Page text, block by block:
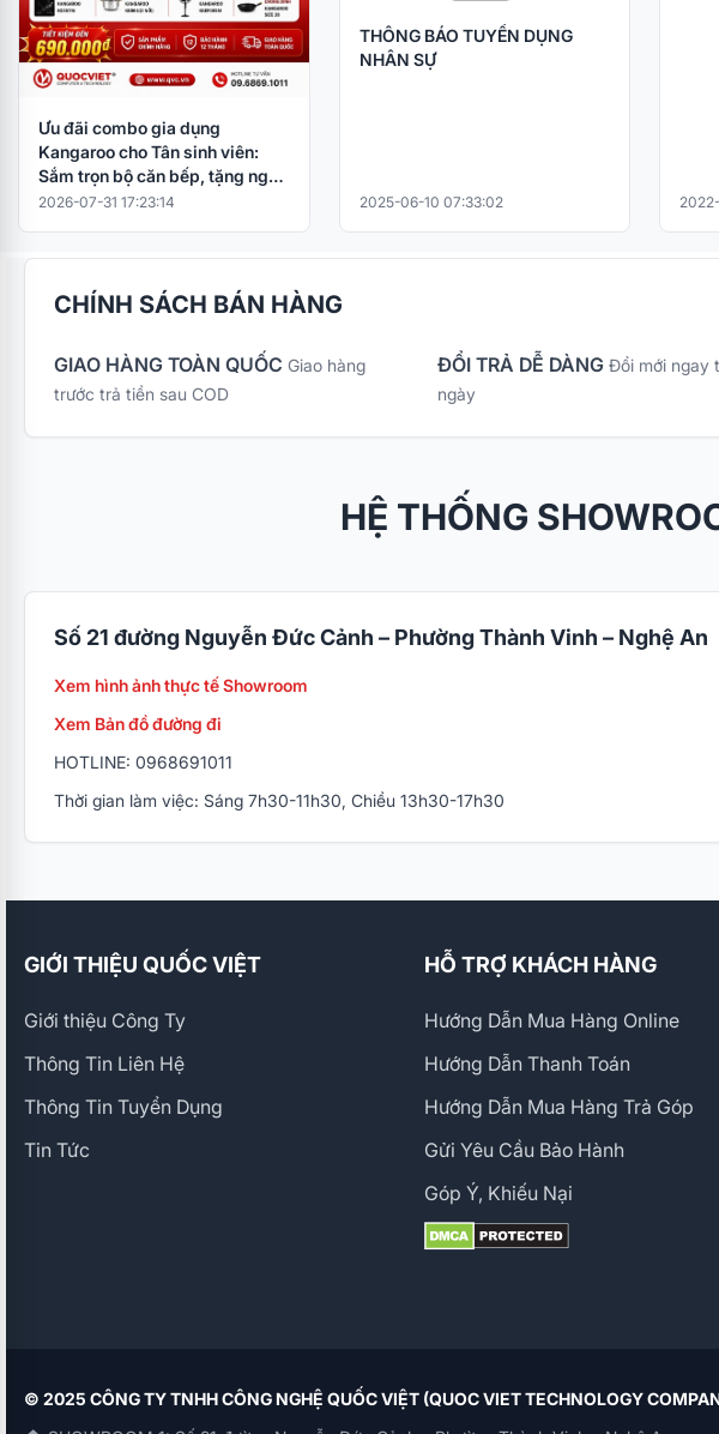
Ưu đãi combo gia dụng
Kangaroo cho Tân sinh viên:
Sắm trọn bộ căn bếp, tặng ngay
nồi cơm điện
2026-07-31 17:23:14
THÔNG BÁO TUYỂN DỤNG
NHÂN SỰ
2025-06-10 07:33:02
CHÍNH SÁCH BÁN HÀNG
GIAO HÀNG TOÀN QUỐC Giao hàng
trước trả tiền sau COD
ĐỔI TRẢ DỄ DÀNG Đổi mới ngay
ngày
HỆ THỐNG
Số 21 đường Nguyễn Đức Cảnh – Phường Thành Vinh – Nghệ An
Xem hình ảnh thực tế Showroom
Xem Bản đồ đường đi
HOTLINE: 0968691011
Thời gian làm việc: Sáng 7h30-11h30, Chiều 13h30-17h30
GIỚI THIỆU QUỐC VIỆT
Giới thiệu Công Ty
Thông Tin Liên Hệ
Thông Tin Tuyển Dụng
Tin Tức
HỖ TRỢ KHÁCH HÀNG
Hướng Dẫn Mua Hàng Online
Hướng Dẫn Thanh Toán
Hướng Dẫn Mua Hàng Trả Góp
Gửi Yêu Cầu Bảo Hành
Góp Ý, Khiếu Nại
© 2025 CÔNG TY TNHH CÔNG NGHỆ QUỐC VIỆT (QUOC VIET TECHNOLOGY